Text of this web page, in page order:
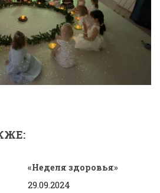
«Неделя здоровья»
29.09.2024